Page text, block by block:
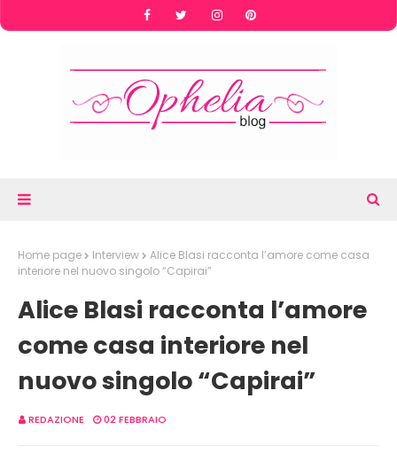
Home page Interview
Alice Blasi racconta l’amore come casa
interiore nel nuovo singolo “Capirai”
Alice Blasi racconta l’amore
come casa interiore nel
nuovo singolo “Capirai”
REDAZIONE 02 FEBBRAIO